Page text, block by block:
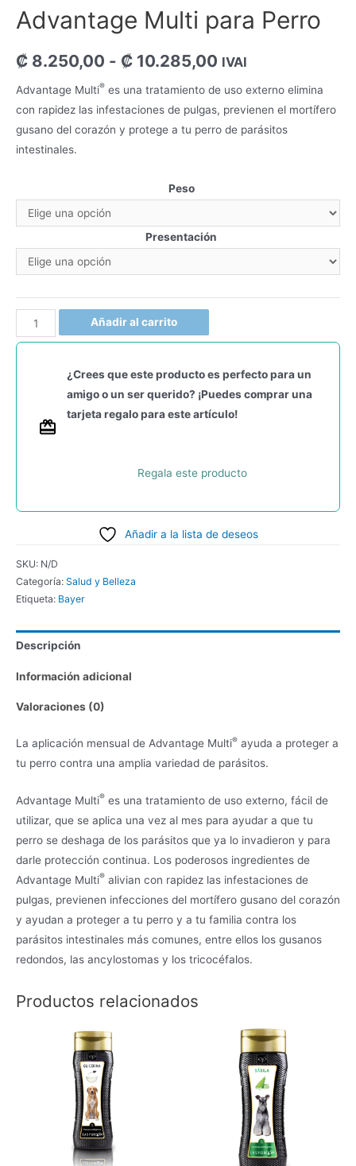
Advantage Multi para Perro
₡ 8.250,00 - ₡ 10.285,00 IVAI
Advantage Multi® es una tratamiento de uso externo elimina
con rapidez las infestaciones de pulgas, previenen el mortífero
gusano del corazón y protege a tu perro de parásitos
intestinales.
Peso
Presentación
Añadir al carrito
¿Crees que este producto es perfecto para un
amigo o un ser querido? ¡Puedes comprar una
tarjeta regalo para este artículo!
Regala este producto
Añadir a la lista de deseos
SKU: N/D
Categoría: Salud y Belleza
Etiqueta: Bayer
Descripción
Información adicional
Valoraciones (0)
La aplicación mensual de Advantage Multi® ayuda a proteger a
tu perro contra una amplia variedad de parásitos.
Advantage Multi® es una tratamiento de uso externo, fácil de
utilizar, que se aplica una vez al mes para ayudar a que tu
perro se deshaga de los parásitos que ya lo invadieron y para
darle protección continua. Los poderosos ingredientes de
Advantage Multi® alivian con rapidez las infestaciones de
pulgas, previenen infecciones del mortífero gusano del corazón
y ayudan a proteger a tu perro y a tu familia contra los
parásitos intestinales más comunes, entre ellos los gusanos
redondos, las ancylostomas y los tricocéfalos.
Productos relacionados